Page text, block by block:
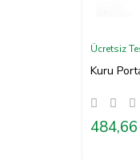
Ücretsiz
Kuru